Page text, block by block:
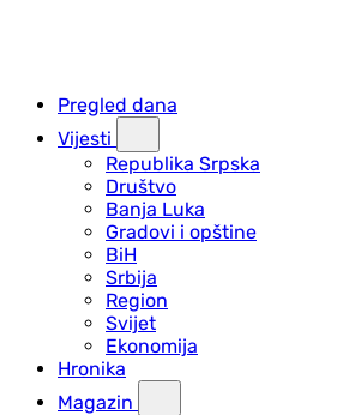
Pregled dana
Vijesti
Republika Srpska
Društvo
Banja Luka
Gradovi i opštine
BiH
Srbija
Region
Svijet
Ekonomija
Hronika
Magazin